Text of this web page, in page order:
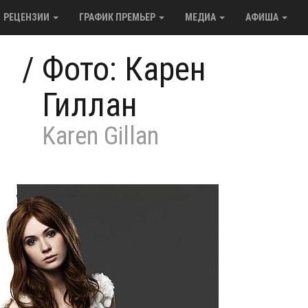
РЕЦЕНЗИИ ГРАФИК ПРЕМЬЕР МЕДИА АФИША
/ Фото: Карен
Гиллан
Karen Gillan